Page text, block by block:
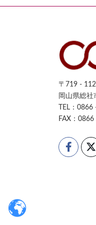
〒719 -
岡山県総
TEL：
FAX：